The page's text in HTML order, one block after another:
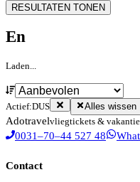
RESULTATEN TONEN
En
Laden...
Actief:DUS Alles wissen
Adotravelvliegtickets &
0031–70–44 527 48
Contact